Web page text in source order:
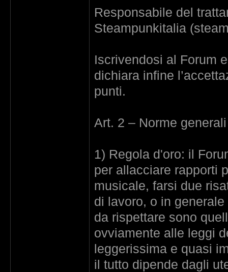
Responsabile del
Steampunkitalia
Iscrivendosi al Forum
dichiara infine
punti.
Art. 2 – Norme generali
1) Regola d'oro: il
per allacciare rapporti
musicale, farsi due
di lavoro, o in
da rispettare sono
ovviamente alle leggi
leggerissima e quasi
il tutto dipende dagli